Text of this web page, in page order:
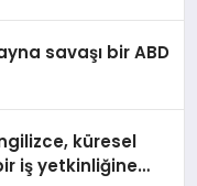
savaşı bir ABD
küresel
iş yetkinliğine